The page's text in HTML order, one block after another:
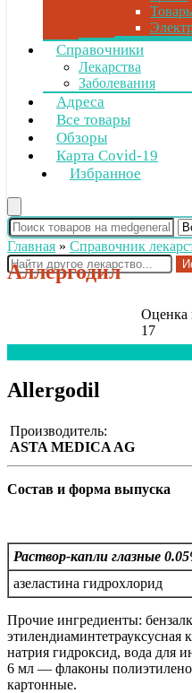
Справочники
Лекарства
Заболевания
Адреса
Все товары
Обзоры
Карта Covid-19
Избранное
Главная » Справочник
Аллергодил
Оценка
17
Allergodil
Производитель:
ASTA MEDICA AG
Состав и форма выпуска
Раствор-капли глазные
азеластина гидрохлорид
Прочие ингредиенты:
этилендиаминтетрауксусная
натрия гидроксид, вода для
6 мл — флаконы
картонные.